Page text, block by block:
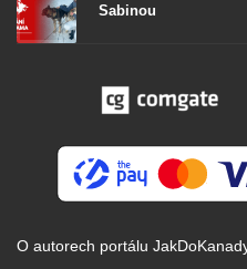
Sabinou
O autorech portálu